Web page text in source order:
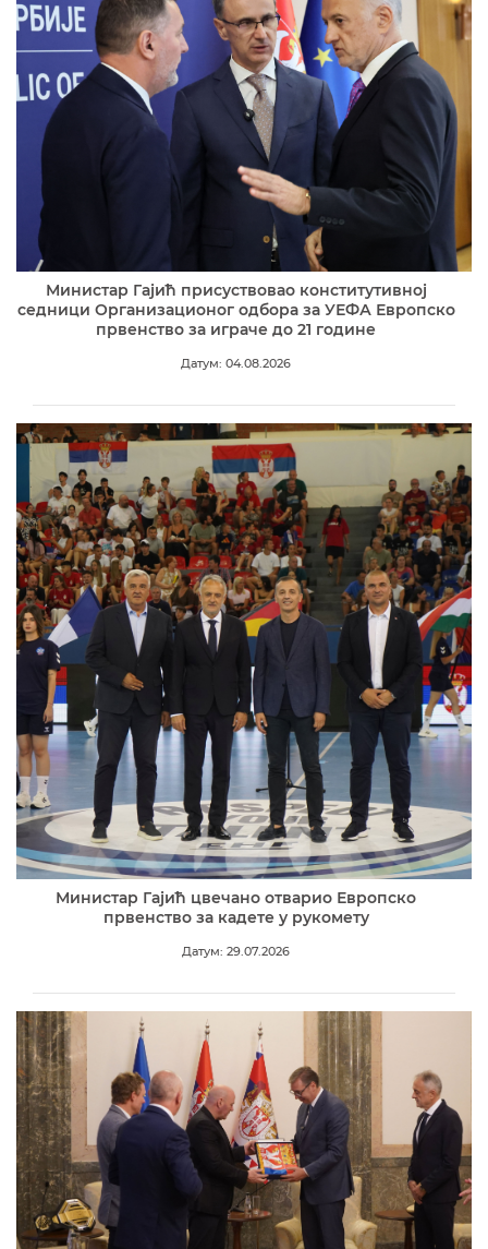
Министар Гајић присуствовао конститутивној
седници Организационог одбора за УЕФА Европско
првенство за играче до 21 године
Датум: 04.08.2026
Министар Гајић цвечано отварио Европско
првенство за кадете у рукомету
Датум: 29.07.2026